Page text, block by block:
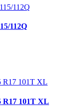
112Q
R17 101T XL